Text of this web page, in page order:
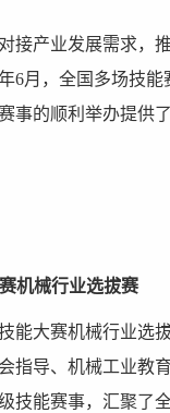
接产业发展需求，
6月，全国多场技
事的顺利举办提供
机械行业选拔赛
能大赛机械行业选
指导、机械工业教
技能赛事，汇聚了